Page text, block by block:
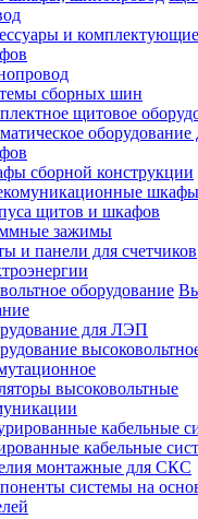
и
сборных шин
щитовое
сборной конструкции
шкафы
щитов и шкафов
зажимы
и панели для счетчиков
для ЛЭП
высоковольтные
кабельные
монтажные для СКС
системы на